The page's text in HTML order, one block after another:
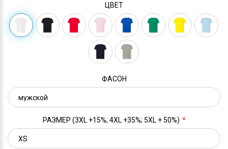
ЦВЕТ
ФАСОН
РАЗМЕР (3XL +15%; 4XL +35%; 5XL + 50%)